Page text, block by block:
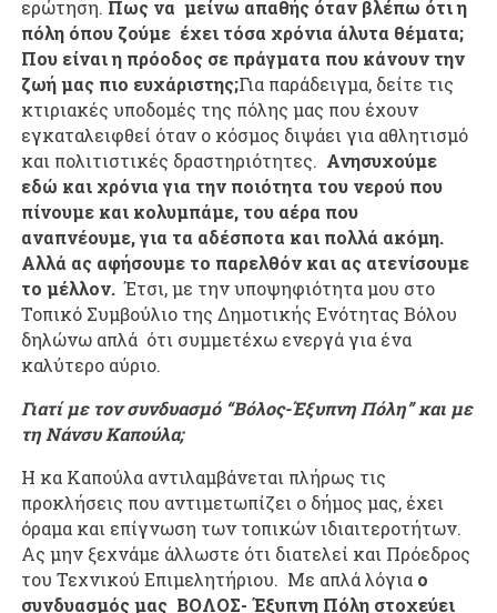
ερώτηση. Πως να μείνω απαθής όταν βλέπω ότι η
πόλη όπου ζούμε έχει τόσα χρόνια άλυτα θέματα;
Που είναι η πρόοδος σε πράγματα που κάνουν την
ζωή μας πιο ευχάριστης;Για παράδειγμα, δείτε τις
κτιριακές υποδομές της πόλης μας που έχουν
εγκαταλειφθεί όταν ο κόσμος διψάει για αθλητισμό
και πολιτιστικές δραστηριότητες. Ανησυχούμε
εδώ και χρόνια για την ποιότητα του νερού που
πίνουμε και κολυμπάμε, του αέρα που
αναπνέουμε, για τα αδέσποτα και πολλά ακόμη.
Αλλά ας αφήσουμε το παρελθόν και ας ατενίσουμε
το μέλλον.Έτσι, με την υποψηφιότητα μου στο
Τοπικό Συμβούλιο της Δημοτικής Ενότητας Βόλου
δηλώνω απλά ότι συμμετέχω ενεργά για ένα
καλύτερο αύριο.
Γιατί με τον συνδυασμό “Βόλος-Έξυπνη Πόλη” και με
τη Νάνσυ Καπούλα;
Η κα Καπούλα αντιλαμβάνεται πλήρως τις
προκλήσεις που αντιμετωπίζει ο δήμος μας, έχει
όραμα και επίγνωση των τοπικών ιδιαιτεροτήτων.
Ας μην ξεχνάμε άλλωστε ότι διατελεί και Πρόεδρος
του Τεχνικού Επιμελητήριου. Με απλά λόγια ο
συνδυασμός μας ΒΟΛΟΣ- Έξυπνη Πόλη στοχεύει